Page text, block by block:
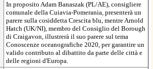
In proposito Adam Banaszak (PL/AE), consigliere
comunale della Cuiavia-Pomerania, presenterà un
parere sulla cosiddetta Crescita blu, mentre Arnold
Hatch (UK/NI), membro del Consiglio del Borough
di Craigavon, illustrerà il suo parere sul tema
Conoscenze oceanografiche 2020, per garantire un
valido contributo al dibattito da parte delle città e
delle regioni d'Europa.